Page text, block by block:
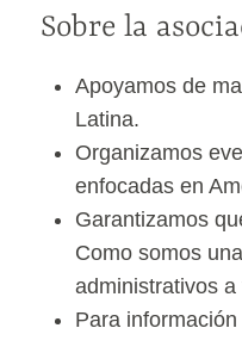
Sobre la
Apoyamos de
Latina.
Organizamos
enfocadas en
Garantizamos
Como somos
administrativos
Para